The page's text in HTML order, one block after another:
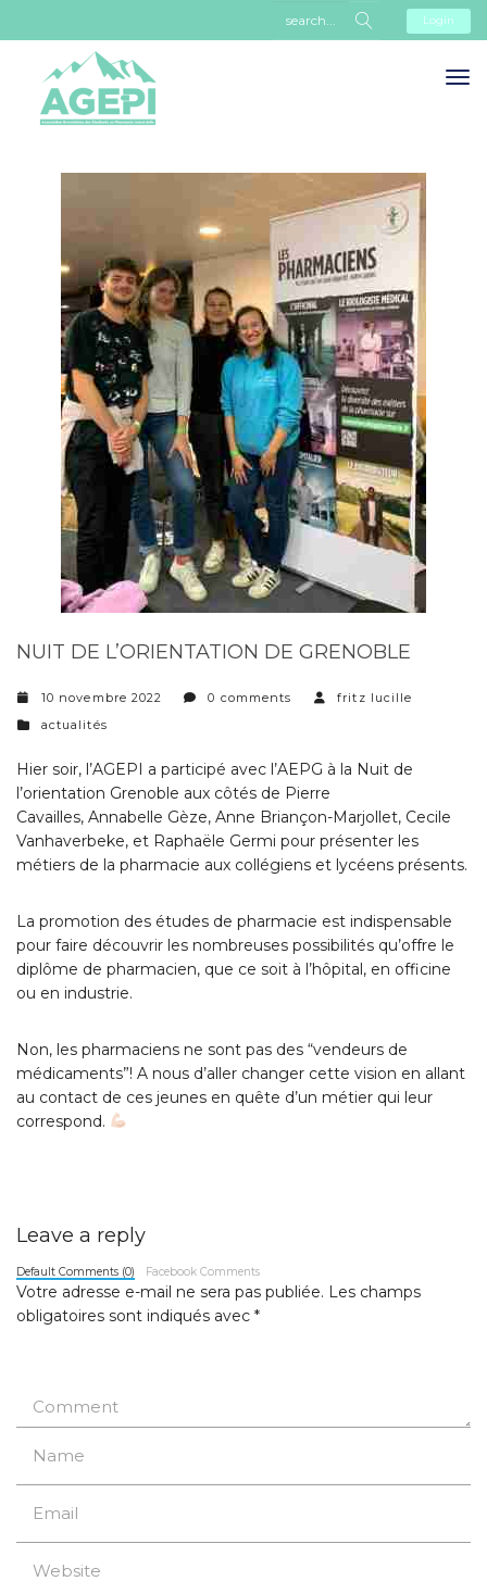
Login
NUIT DE L’ORIENTATION DE GRENOBLE
10 novembre 2022 0 comments
fritz lucille
categories
actualités
Hier soir, l’AGEPI a participé avec l’AEPG à la Nuit de
l’orientation Grenoble aux côtés de Pierre
Cavailles, Annabelle Gèze, Anne Briançon-Marjollet, Cecile
Vanhaverbeke, et Raphaële Germi pour présenter les
métiers de la pharmacie aux collégiens et lycéens présents.
La promotion des études de pharmacie est indispensable
pour faire découvrir les nombreuses possibilités qu’offre le
diplôme de pharmacien, que ce soit à l’hôpital, en officine
ou en industrie.
Non, les pharmaciens ne sont pas des “vendeurs de
médicaments”! A nous d’aller changer cette vision en allant
au contact de ces jeunes en quête d’un métier qui leur
correspond.
Leave a reply
Default Comments (0) Facebook Comments
Votre adresse e-mail ne sera pas publiée. Les champs
obligatoires sont indiqués avec *